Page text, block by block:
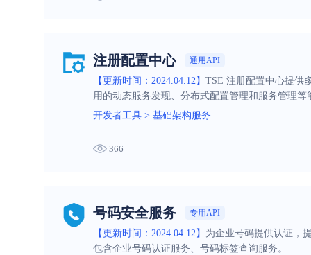
注册配置中心 通用API
【更新时间：2024.04.12】 TSE 注册配置中心提供
用的动态服务发现、分布式配置管理和服务管理等
开发者工具 > 基础架构服务
366
号码安全服务 专用API
【更新时间：2024.04.12】 为企业号码提供认证，
包含企业号码认证服务、号码标签查询服务。